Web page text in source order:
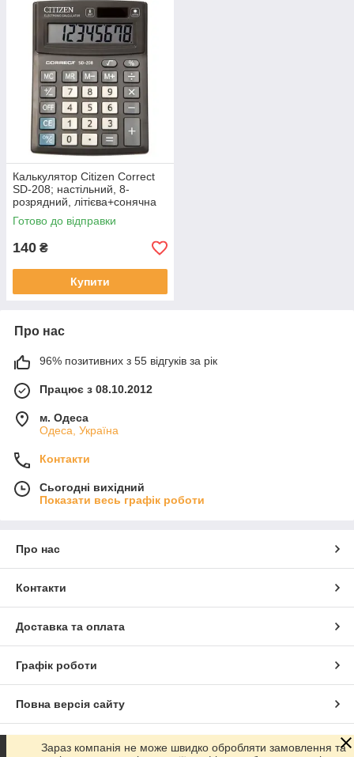
Калькулятор Citizen Correct
SD-208; настільний, 8-
розрядний, літієва+сонячна
батарея, 138х103x24 мм
Готово до відправки
140 ₴
Купити
Про нас
96% позитивних з 55 відгуків за рік
Працює з 08.10.2012
м. Одеса
Одеса, Україна
Контакти
Сьогодні вихідний
Показати весь графік роботи
Про нас
Контакти
Доставка та оплата
Графік роботи
Повна версія сайту
Сайт створено на маркетплейсіProm.ua
Зараз компанія не може швидко обробляти замовлення та